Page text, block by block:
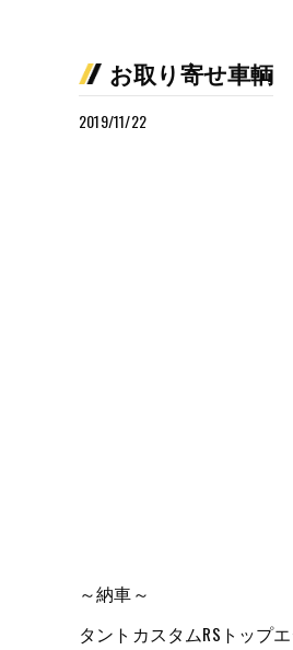
お取り寄せ車輌
2019/11/22
～納車～
タントカスタムRSトップ